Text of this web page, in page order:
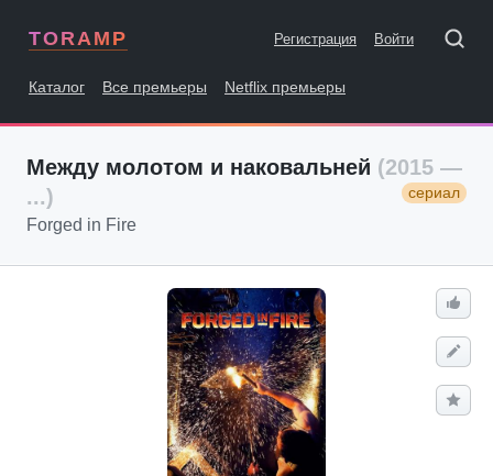
TORAMP Регистрация Войти
Каталог Все премьеры Netflix премьеры
Между молотом и наковальней (2015 —
...)
сериал
Forged in Fire